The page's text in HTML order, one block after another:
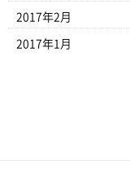
2017年2月
2017年1月